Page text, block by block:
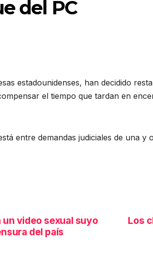
del PC
estadounidenses, han decidido
el tiempo que tardan en
entre demandas judiciales de una y
Los
video sexual suyo
del país